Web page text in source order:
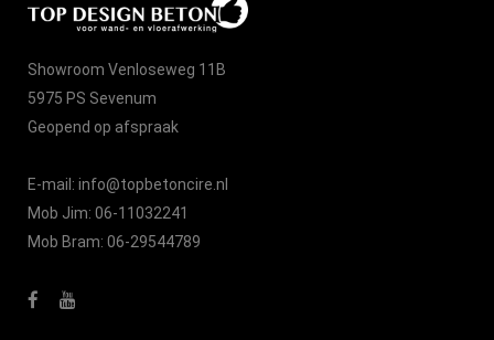
Showroom Venloseweg 11B
5975 PS Sevenum
Geopend op afspraak
E-mail: info@topbetoncire.nl
Mob Jim: 06-11032241
Mob Bram: 06-29544789